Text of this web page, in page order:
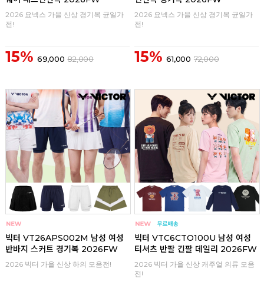
2026 요넥스 가을 신상 경기복 균일가
전!
15% 69,000 82,000
2026 요넥스 가을 신상 경기복 균일가
전!
15% 61,000 72,000
빅터 VT26APS002M 남성 여성
반바지 스커트 경기복 2026FW
2026 빅터 가을 신상 하의 모음전!
빅터 VTC6CTO100U 남성 여성
티셔츠 반팔 긴팔 데일리 2026FW
2026 빅터 가을 신상 캐주얼 의류 모음
전!